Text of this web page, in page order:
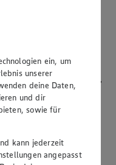
Sorten und Fettstufen,
(1kg = 9,25/7,40)
ein, um
unserer
deine Daten,
und dir
sowie für
kann jederzeit
angepasst